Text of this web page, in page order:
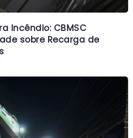
Incêndio: CBMSC
sobre Recarga de